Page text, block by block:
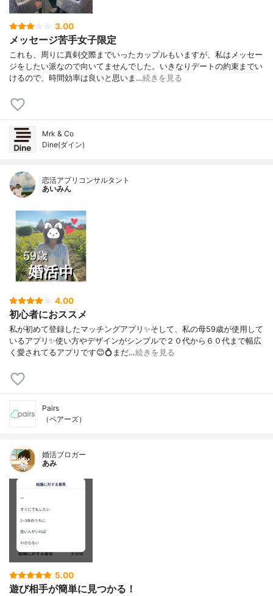
3.00
メッセージ苦手女子限定
これも、周りに真剣交際までいったカップルもいますが、私はメッセー
ジをしたい派なので向いてませんでした。いきなりデートの約束までい
けるので、時間効率は良いと思いま…続きを見る
Mrk & Co
Dine(ダイン)
恋活アプリコンサルタント
あいみん
4.00
初心者におススメ
私が初めて登録したマッチングアプリ✨そして、私の母59歳が使用して
いるアプリ✨使い方やデザインがシンプルで２０代から６０代まで幅広
く愛されてるアプリです😊💍まだ…続きを見る
Pairs
（ペアーズ）
婚活ブロガー
あみ
5.00
遊び相手が簡単に見つかる！